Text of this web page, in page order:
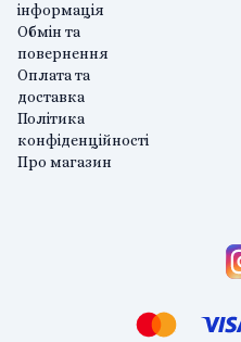
інформація
Обмін та
повернення
Оплата та
доставка
Політика
конфіденційності
Про магазин